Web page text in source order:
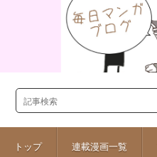
トップ 連載漫画一覧